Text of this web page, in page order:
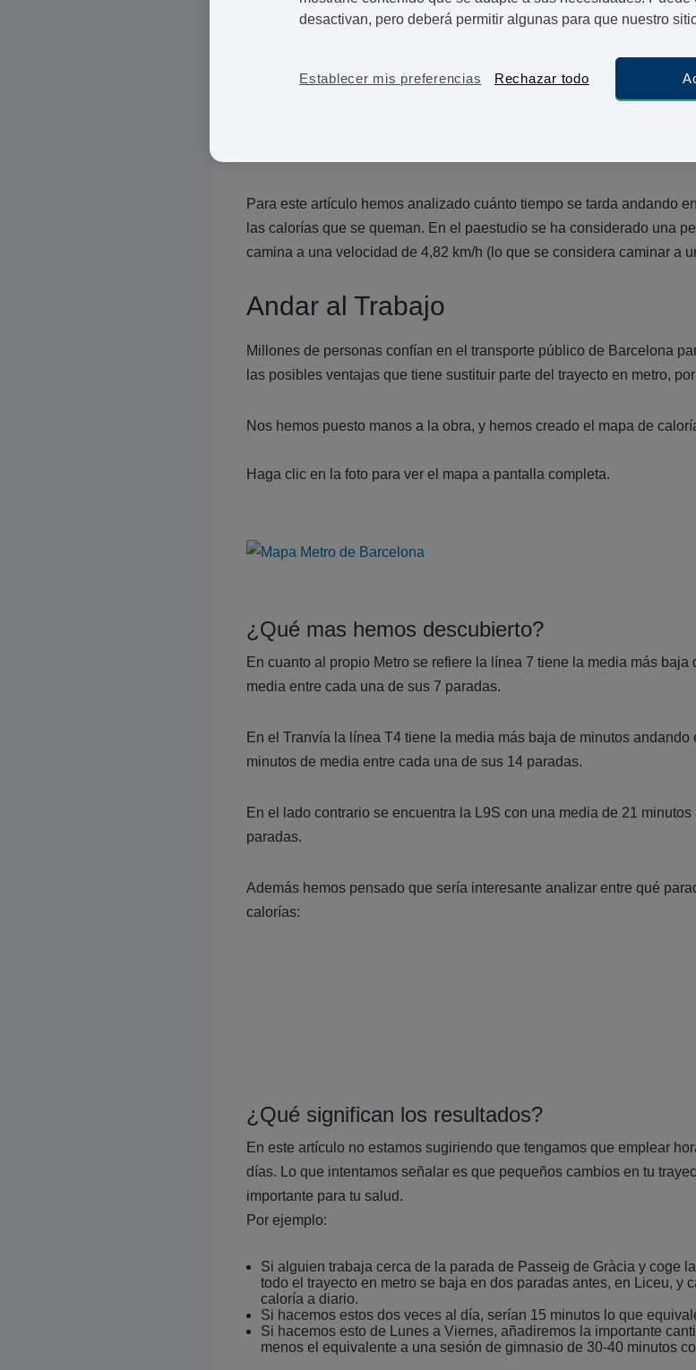
así añadir algo de ejercicio en nuestra rutina diaria. Nuestra intención
la de informar sobre los beneficios para la salud de sustituir parte de
Desde que publicamos nuestro artículo del mapa de calorías de
Para este artículo hemos analizado cuánto tiempo se tarda andando
las calorías que se queman. En el paestudio se ha considerado una
camina a una velocidad de 4,82 km/h (lo que se considera caminar a
Andar al Trabajo
Millones de personas confían en el transporte público de Barcelona
las posibles ventajas que tiene sustituir parte del trayecto en metro,
Nos hemos puesto manos a la obra, y hemos creado el mapa de
Haga clic en la foto para ver el mapa a pantalla completa.
¿Qué mas hemos descubierto?
En cuanto al propio Metro se refiere la línea 7 tiene la media más
media entre cada una de sus 7 paradas.
En el Tranvía la línea T4 tiene la media más baja de minutos
minutos de media entre cada una de sus 14 paradas.
En el lado contrario se encuentra la L9S con una media de 21
paradas.
Además hemos pensado que sería interesante analizar entre qué
calorías:
¿Qué significan los resultados?
En este artículo no estamos sugiriendo que tengamos que emplear
días. Lo que intentamos señalar es que pequeños cambios en tu
importante para tu salud.
Por ejemplo:
Si alguien trabaja cerca de la parada de Passeig de Gràcia y coge
todo el trayecto en metro se baja en dos paradas antes, en Liceu, y
caloría a diario.
Si hacemos estos dos veces al día, serían 15 minutos lo que
Si hacemos esto de Lunes a Viernes, añadiremos la importante
menos el equivalente a una sesión de gimnasio de 30-40 minutos
desactivan, pero deberá permitir algunas para que nuestro
Rechazar todo
Establecer mis preferencias